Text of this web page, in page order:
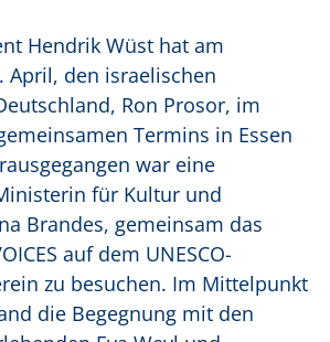
Hendrik Wüst hat am
April, den israelischen
Ron Prosor, im
Termins in Essen
war eine
für Kultur und
Brandes, gemeinsam das
auf dem UNESCO-
zu besuchen. Im Mittelpunkt
die Begegnung mit den